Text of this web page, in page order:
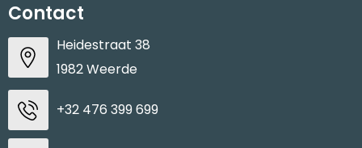
Contact
Heidestraat 38
1982 Weerde
+32 476 399 699